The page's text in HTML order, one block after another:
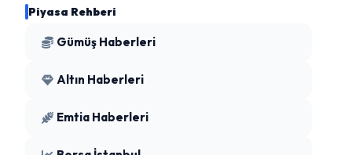
Piyasa Rehberi
Gümüş Haberleri
Altın Haberleri
Emtia Haberleri